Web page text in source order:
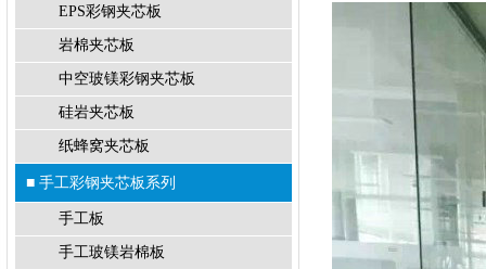
EPS彩钢夹芯板
岩棉夹芯板
中空玻镁彩钢夹芯板
硅岩夹芯板
纸蜂窝夹芯板
■ 手工彩钢夹芯板系列
手工板
手工玻镁岩棉板